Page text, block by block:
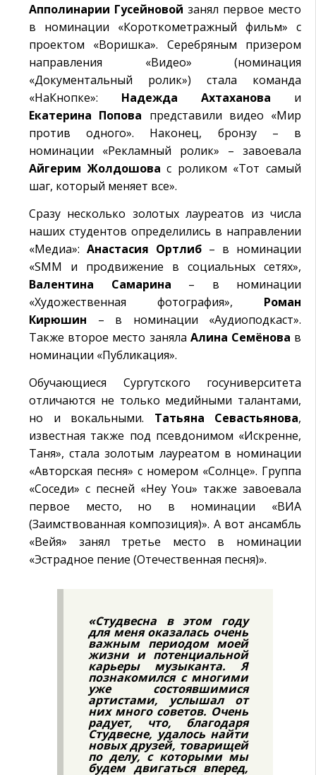
Апполинарии Гусейновой занял первое место
в номинации «Короткометражный фильм» с
проектом «Воришка». Серебряным призером
направления «Видео» (номинация
«Документальный ролик») стала команда
«НаКнопке»: Надежда Ахтаханова и
Екатерина Попова представили видео «Мир
против одного». Наконец, бронзу – в
номинации «Рекламный ролик» – завоевала
Айгерим Жолдошова с роликом «Тот самый
шаг, который меняет все».
Сразу несколько золотых лауреатов из числа
наших студентов определились в направлении
«Медиа»: Анастасия Ортлиб – в номинации
«SMM и продвижение в социальных сетях»,
Валентина Самарина – в номинации
«Художественная фотография», Роман
Кирюшин – в номинации «Аудиоподкаст».
Также второе место заняла Алина Семёнова в
номинации «Публикация».
Обучающиеся Сургутского госуниверситета
отличаются не только медийными талантами,
но и вокальными. Татьяна Севастьянова,
известная также под псевдонимом «Искренне,
Таня», стала золотым лауреатом в номинации
«Авторская песня» с номером «Солнце». Группа
«Соседи» с песней «Hey You» также завоевала
первое место, но в номинации «ВИА
(Заимствованная композиция)». А вот ансамбль
«Вейя» занял третье место в номинации
«Эстрадное пение (Отечественная песня)».
«Студвесна в этом году
для меня оказалась очень
важным периодом моей
жизни и потенциальной
карьеры музыканта. Я
познакомился с многими
уже состоявшимися
артистами, услышал от
них много советов. Очень
радует, что, благодаря
Студвесне, удалось найти
новых друзей, товарищей
по делу, с которыми мы
будем двигаться вперед,